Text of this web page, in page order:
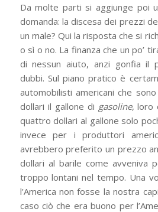
Da molte parti si aggiunge poi
domanda: la discesa dei prezzi
un male? Qui la risposta che si
o sì o no. La finanza che un po’
di nessun aiuto, anzi gonfia il
dubbi. Sul piano pratico è
automobilisti americani che
dollari il gallone di gasoline, loro
quattro dollari al gallone solo
invece per i produttori
avrebbero preferito un prezzo
dollari al barile come avveniva
troppo lontani nel tempo. Una
l’America non fosse la nostra
caso ciò che era buono per